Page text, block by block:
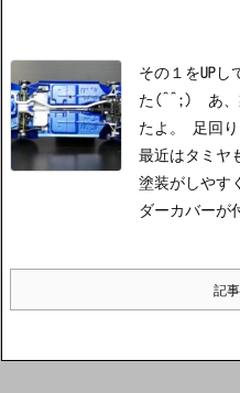
その１をUP
た(^^;) あ、
たよ。 足回り
最近はタミヤ
塗装がしやす
ダーカバー
記